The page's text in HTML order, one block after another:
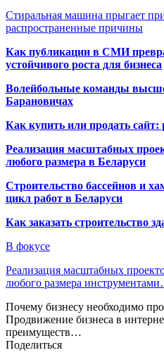
Стиральная машина прыгает
распространенные причины
Как публикации в СМИ
устойчивого роста для бизнеса
Волейбольные команды
Барановичах
Как купить или продать сайт:
Реализация масштабных
любого размера в Беларуси
Строительство бассейнов и
цикл работ в Беларуси
Как заказать строительство
В фокусе
Реализация масштабных
любого размера
Почему бизнесу необходимо
Продвижение бизнеса в
преимуществ…
Поделиться